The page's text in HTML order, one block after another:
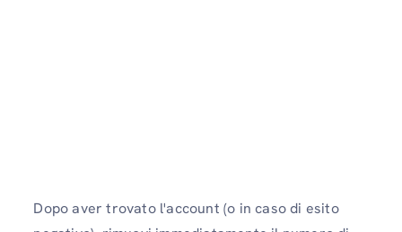
Dopo aver trovato l'account (o in caso di esito